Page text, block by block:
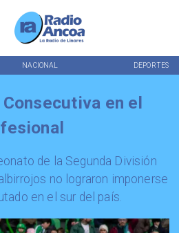
NACIONAL DEPORTES
en el
de la Segunda División
no lograron imponerse
en el sur del país.